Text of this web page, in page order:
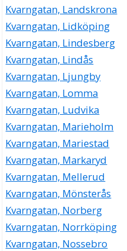
Kvarngatan, Landskrona
Kvarngatan, Lidköping
Kvarngatan, Lindesberg
Kvarngatan, Lindås
Kvarngatan, Ljungby
Kvarngatan, Lomma
Kvarngatan, Ludvika
Kvarngatan, Marieholm
Kvarngatan, Mariestad
Kvarngatan, Markaryd
Kvarngatan, Mellerud
Kvarngatan, Mönsterås
Kvarngatan, Norberg
Kvarngatan, Norrköping
Kvarngatan, Nossebro